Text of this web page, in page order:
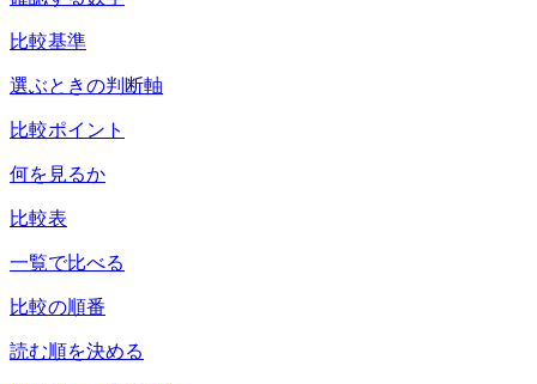
比較基準
選ぶときの判断軸
比較ポイント
何を見るか
比較表
一覧で比べる
比較の順番
読む順を決める